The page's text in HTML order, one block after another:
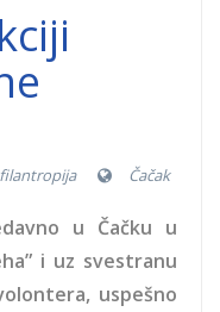
Čačak
u Čačku u
i uz svestranu
uspešno